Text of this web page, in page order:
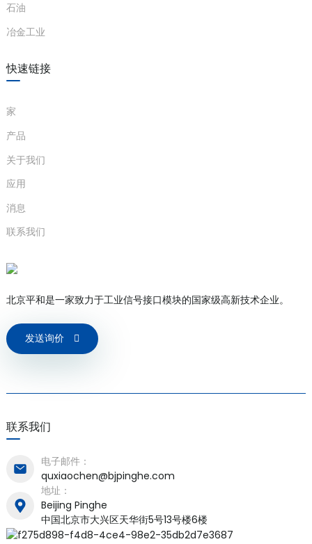
石油
冶金工业
快速链接
家
产品
关于我们
应用
消息
联系我们
北京平和是一家致力于工业信号接口模块的国家级高新技术企业。
发送询价
联系我们
电子邮件：
quxiaochen@bjpinghe.com
地址：
Beijing Pinghe
中国北京市大兴区天华街5号13号楼6楼